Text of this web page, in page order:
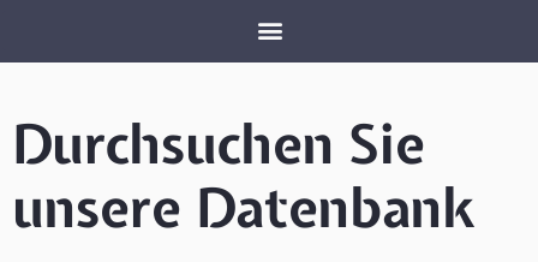
Durchsuchen Sie
unsere Datenbank